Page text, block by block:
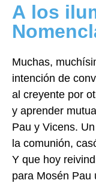
A los
Muchas,
intención de
al creyente por
y aprender
Pau y Vicens.
la comunión,
Y que hoy
para Mosén Pau